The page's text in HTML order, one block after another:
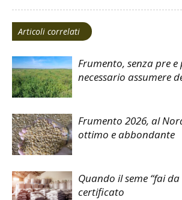
Articoli correlati
Frumento, senza pre e
necessario assumere
Frumento 2026, al
ottimo e abbondante
Quando il seme “fai
certificato